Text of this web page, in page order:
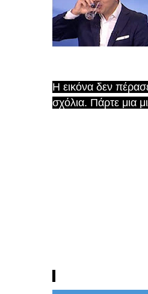
Η εικόνα δεν
σχόλια. Πάρτε μια